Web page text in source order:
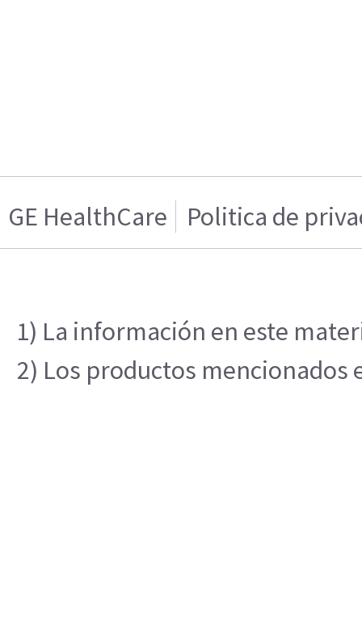
GE HealthCare Politica de
1) La información en este
2) Los productos mencionados